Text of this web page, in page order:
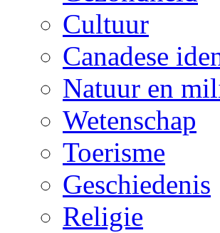
Cultuur
Canadese
Natuur en
Wetenschap
Toerisme
Geschiedenis
Religie